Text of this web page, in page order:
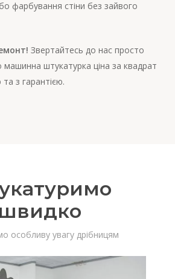
фарбування стіни без зайвого
Звертайтесь до нас просто
штукатурка ціна за квадрат
з гарантією.
швидко
особливу увагу дрібницям